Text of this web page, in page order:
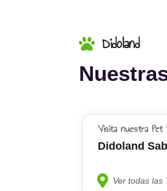
Didoland
Visita nuestra Pet
Didoland
Ver todas las